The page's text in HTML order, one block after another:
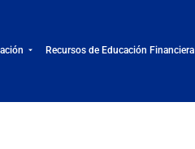
Recursos de Educación Financiera